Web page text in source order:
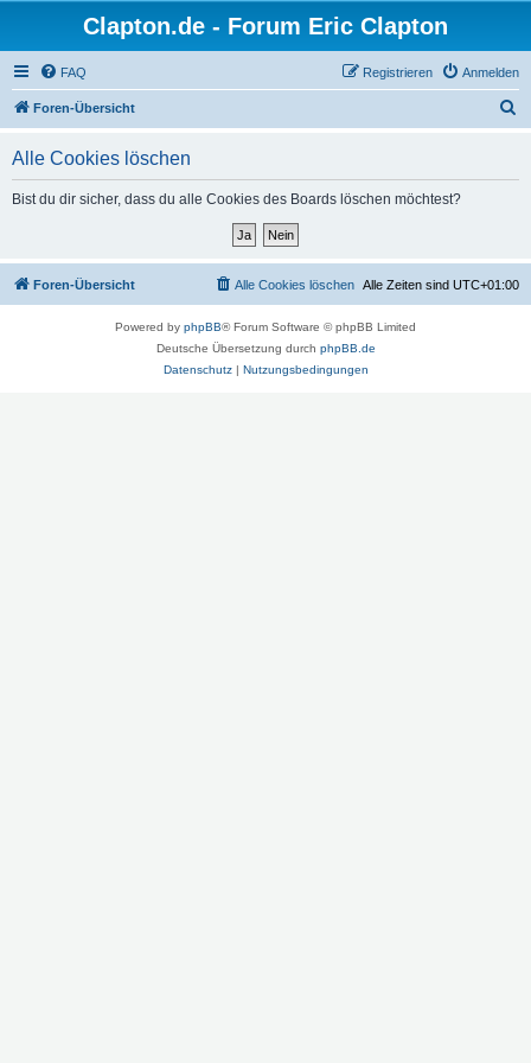
Clapton.de - Forum Eric Clapton
FAQ Anmelden
Registrieren
Foren-Übersicht
Alle Cookies löschen
Bist du dir sicher, dass du alle Cookies des Boards löschen möchtest?
Foren-Übersicht Alle Zeiten sind UTC+01:00
Alle Cookies löschen
Powered by phpBB® Forum Software © phpBB Limited
Deutsche Übersetzung durch phpBB.de
Datenschutz| Nutzungsbedingungen